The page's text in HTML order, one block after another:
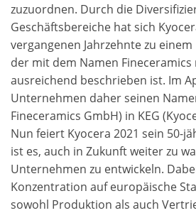
zuzuordnen. Durch die
Geschäftsbereiche hat sich
vergangenen Jahrzehnte zu
der mit dem Namen
ausreichend beschrieben ist. Im
Unternehmen daher seinen
Fineceramics GmbH) in KEG
Nun feiert Kyocera 2021 sein 50-
ist es, auch in Zukunft weiter zu
Unternehmen zu entwickeln.
Konzentration auf europäische
sowohl Produktion als auch